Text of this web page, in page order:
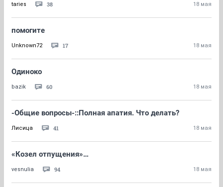
taries 38 18 мая
помогите
Unknown72 17 18 мая
Одиноко
bazik 60 18 мая
-Общие вопросы-::Полная апатия. Что делать?
Лисица 41 18 мая
«Козел отпущения»…
vesnulia 94 18 мая